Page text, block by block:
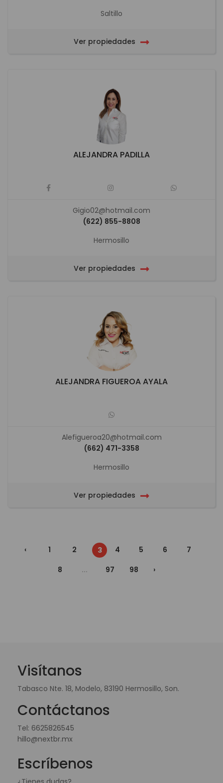
Saltillo
Ver propiedades
ALEJANDRA PADILLA
Gigio02@hotmail.com
(622) 855-8808
Hermosillo
Ver propiedades
ALEJANDRA FIGUEROA AYALA
Alefigueroa20@hotmail.com
(662) 471-3358
Hermosillo
Ver propiedades
‹ 1 2 3 4 5 6
7
8
... 97 98 ›
Visítanos
Tabasco Nte. 18, Modelo, 83190 Hermosillo, Son.
Contáctanos
Tel: 6625826545
hillo@nextbr.mx
Escríbenos